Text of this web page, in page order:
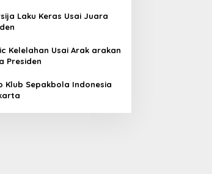
Laku Keras Usai Juara
Kelelahan Usai Arak arakan
Presiden
Klub Sepakbola Indonesia